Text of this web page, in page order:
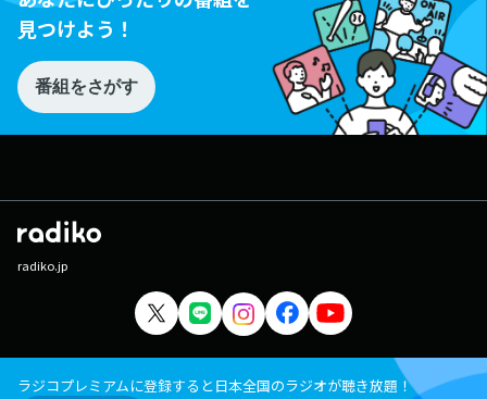
見つけよう！
番組をさがす
radiko.jp
ラジコプレミアムに登録すると日本全国のラジオが聴き放題！